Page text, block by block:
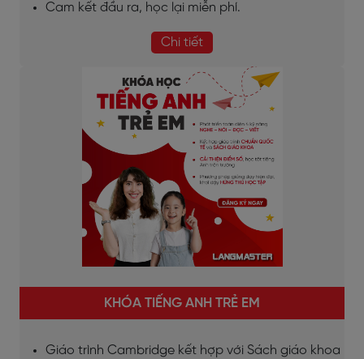
Cam kết đầu ra, học lại miễn phí.
Chi tiết
KHÓA TIẾNG ANH TRẺ EM
Giáo trình Cambridge kết hợp với Sách giáo khoa